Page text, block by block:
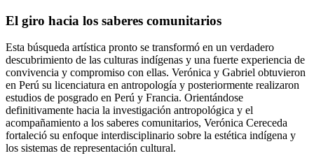
El giro hacia los saberes comunitarios
Esta búsqueda artística pronto se transformó en un verdadero
descubrimiento de las culturas indígenas y una fuerte experiencia de
convivencia y compromiso con ellas. Verónica y Gabriel obtuvieron
en Perú su licenciatura en antropología y posteriormente realizaron
estudios de posgrado en Perú y Francia. Orientándose
definitivamente hacia la investigación antropológica y el
acompañamiento a los saberes comunitarios, Verónica Cereceda
fortaleció su enfoque interdisciplinario sobre la estética indígena y
los sistemas de representación cultural.